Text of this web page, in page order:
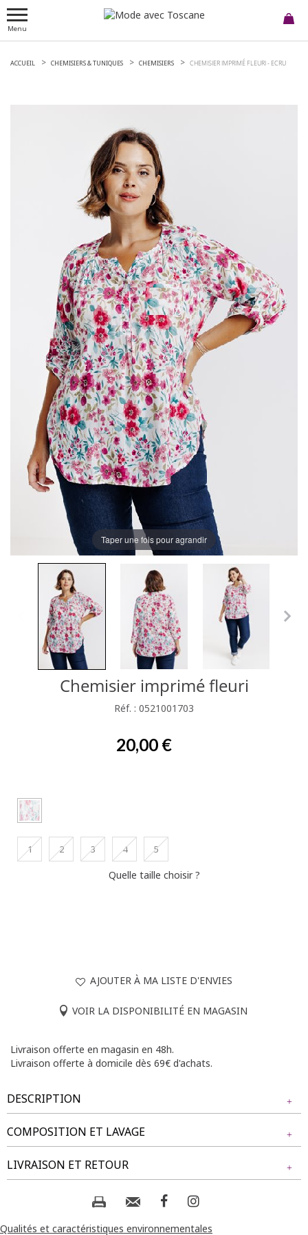
Menu
ACCUEIL CHEMISIERS & TUNIQUES CHEMISIERS CHEMISIER IMPRIMÉ FLEURI - ECRU
Taper une fois pour agrandir
Chemisier imprimé fleuri
Réf. : 0521001703
20,00 €
1 2 3 4 5
Quelle taille choisir ?
AJOUTER À MA LISTE D'ENVIES
VOIR LA DISPONIBILITÉ EN MAGASIN
Livraison offerte en magasin en 48h.
Livraison offerte à domicile dès 69€ d'achats.
DESCRIPTION
Chemisier imprimé à manches 3/4. Coupe droite. Col en V
avec patte de boutonnage partielle. Une poche poitrine
plaquée sans rabat. Imprimé floral multicolore sur l’ensemble
du modèle. Effet de texture striée avec fils brillants intégrés.
COMPOSITION ET LAVAGE
Tissu principal : 98% VISCOSE, 2% FIBRE METALLIQUE
Composition et lavage :
LIVRAISON ET RETOUR
NOS MODES DE LIVRAISON
Livraison Magasin :
Qualités et caractéristiques environnementales